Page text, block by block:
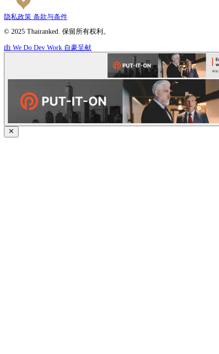
隐私政策 条款与条件
© 2025 Thairanked. 保留所有权利。
由 We Do Dev Work 自豪呈献